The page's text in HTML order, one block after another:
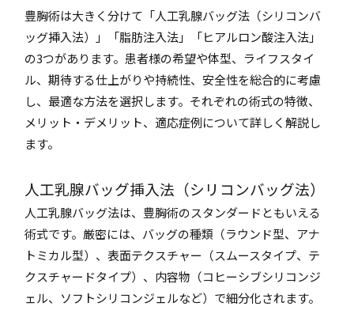
豊胸術は大きく分けて「人工乳腺バッグ法（シリコンバ
ッグ挿入法）」「脂肪注入法」「ヒアルロン酸注入法」
の3つがあります。患者様の希望や体型、ライフスタイ
ル、期待する仕上がりや持続性、安全性を総合的に考慮
し、最適な方法を選択します。それぞれの術式の特徴、
メリット・デメリット、適応症例について詳しく解説し
ます。
人工乳腺バッグ挿入法（シリコンバッグ法）
人工乳腺バッグ法は、豊胸術のスタンダードともいえる
術式です。厳密には、バッグの種類（ラウンド型、アナ
トミカル型）、表面テクスチャー（スムースタイプ、テ
クスチャードタイプ）、内容物（コヒーシブシリコンジ
ェル、ソフトシリコンジェルなど）で細分化されます。